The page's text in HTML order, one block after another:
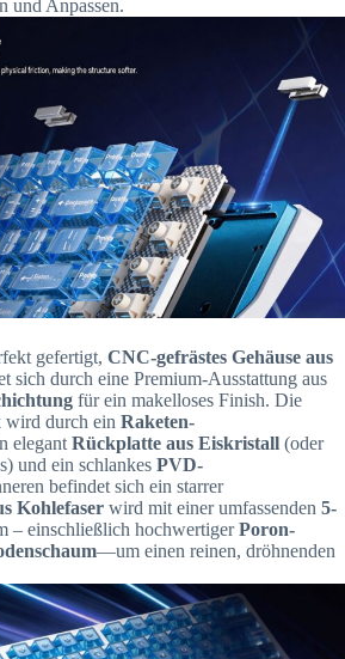
und Anpassen.
gefertigt, CNC-gefrästes Gehäuse aus
sich durch eine Premium-Ausstattung aus
für ein makelloses Finish. Die
wird durch ein Raketen-
elegant Rückplatte aus Eiskristall (oder
und ein schlankes PVD-
befindet sich ein starrer
Kohlefaser wird mit einer umfassenden 5-
– einschließlich hochwertigerPoron-
—um einen reinen, dröhnenden